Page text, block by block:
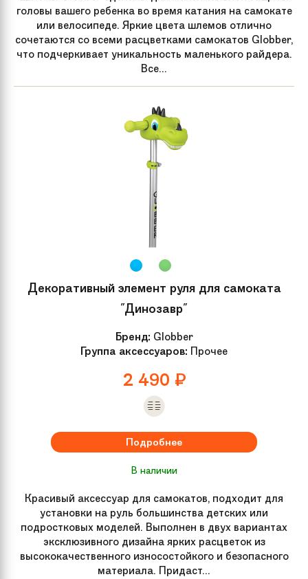
головы вашего ребенка во время катания на самокате
или велосипеде. Яркие цвета шлемов отлично
сочетаются со всеми расцветками самокатов Globber,
что подчеркивает уникальность маленького райдера.
Все...
Декоративный элемент руля для самоката
"Динозавр"
Бренд: Globber
Группа аксессуаров: Прочее
2 490 ₽
Подробнее
В наличии
Красивый аксессуар для самокатов, подходит для
установки на руль большинства детских или
подростковых моделей. Выполнен в двух вариантах
эксклюзивного дизайна ярких расцветок из
высококачественного износостойкого и безопасного
материала. Придаст...